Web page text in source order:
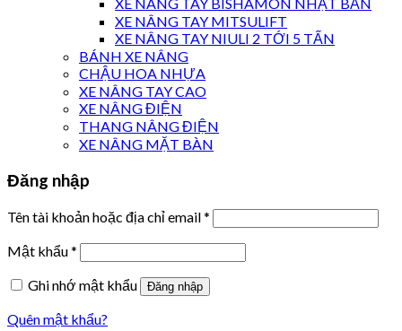
XE NÂNG TAY MITSULIFT
XE NÂNG TAY NIULI 2 TỚI 5 TẤN
BÁNH XE NÂNG
CHẬU HOA NHỰA
XE NÂNG TAY CAO
XE NÂNG ĐIỆN
THANG NÂNG ĐIỆN
XE NÂNG MẶT BÀN
Đăng nhập
Tên tài khoản hoặc địa chỉ email*
Mật khẩu*
Ghi nhớ mật khẩu
Đăng nhập
Quên mật khẩu?